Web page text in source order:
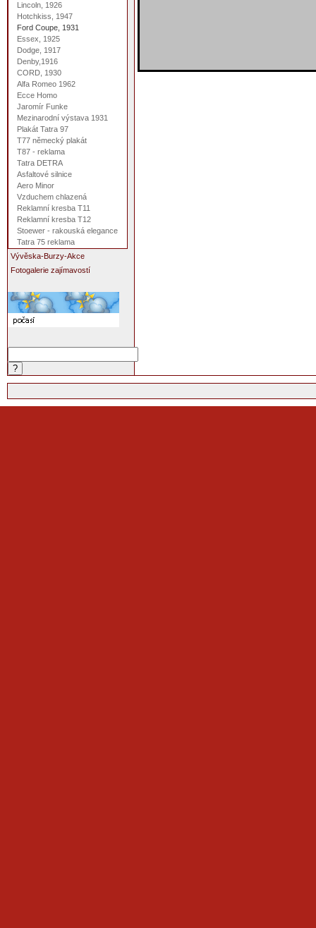
Lincoln, 1926
Hotchkiss, 1947
Ford Coupe, 1931
Essex, 1925
Dodge, 1917
Denby,1916
CORD, 1930
Alfa Romeo 1962
Ecce Homo
Jaromír Funke
Mezinarodní výstava 1931
Plakát Tatra 97
T77 německý plakát
T87 - reklama
Tatra DETRA
Asfaltové silnice
Aero Minor
Vzduchem chlazená
Reklamní kresba T11
Reklamní kresba T12
Stoewer - rakouská elegance
Tatra 75 reklama
Vývěska-Burzy-Akce
Fotogalerie zajímavostí